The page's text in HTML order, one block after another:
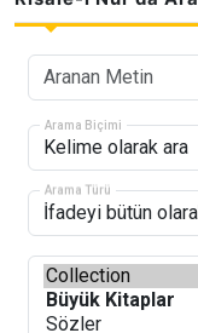
Arama Biçimi
Arama Türü